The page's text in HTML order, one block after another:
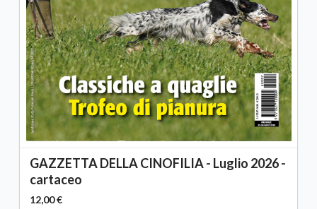
GAZZETTA DELLA CINOFILIA - Luglio 2026 -
cartaceo
12,00 €